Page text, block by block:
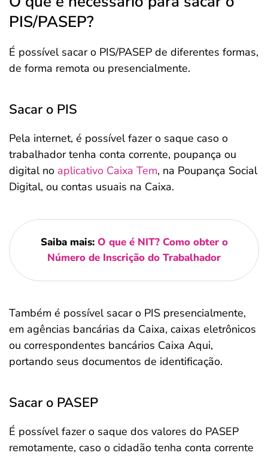
PIS/PASEP?
É possível sacar o PIS/PASEP de diferentes formas,
de forma remota ou presencialmente.
Sacar o PIS
Pela internet, é possível fazer o saque caso o
trabalhador tenha conta corrente, poupança ou
digital no aplicativo Caixa Tem, na Poupança Social
Digital, ou contas usuais na Caixa.
Saiba mais: O que é NIT? Como obter o
Número de Inscrição do Trabalhador
Também é possível sacar o PIS presencialmente,
em agências bancárias da Caixa, caixas eletrônicos
ou correspondentes bancários Caixa Aqui,
portando seus documentos de identificação.
Sacar o PASEP
É possível fazer o saque dos valores do PASEP
remotamente, caso o cidadão tenha conta corrente